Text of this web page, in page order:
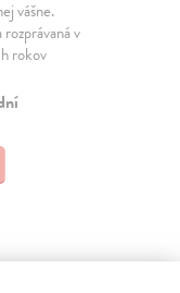
vášne.
v
rokov